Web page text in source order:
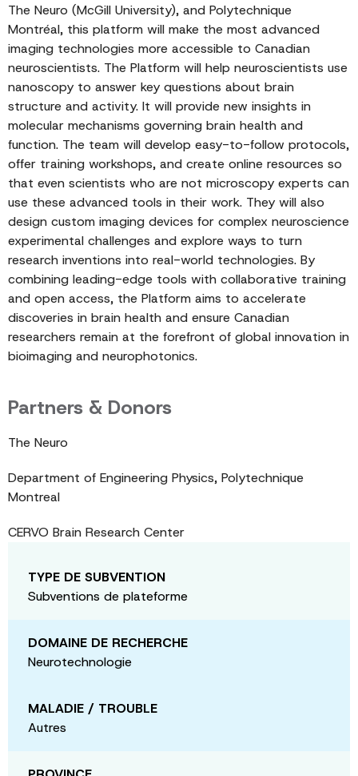
The Neuro (McGill University), and Polytechnique
Montréal, this platform will make the most advanced
imaging technologies more accessible to Canadian
neuroscientists. The Platform will help neuroscientists use
nanoscopy to answer key questions about brain
structure and activity. It will provide new insights in
molecular mechanisms governing brain health and
function. The team will develop easy-to-follow protocols,
offer training workshops, and create online resources so
that even scientists who are not microscopy experts can
use these advanced tools in their work. They will also
design custom imaging devices for complex neuroscience
experimental challenges and explore ways to turn
research inventions into real-world technologies. By
combining leading-edge tools with collaborative training
and open access, the Platform aims to accelerate
discoveries in brain health and ensure Canadian
researchers remain at the forefront of global innovation in
bioimaging and neurophotonics.
Partners & Donors
The Neuro
Department of Engineering Physics, Polytechnique
Montreal
CERVO Brain Research Center
TYPE DE SUBVENTION
Subventions de plateforme
DOMAINE DE RECHERCHE
Neurotechnologie
MALADIE / TROUBLE
Autres